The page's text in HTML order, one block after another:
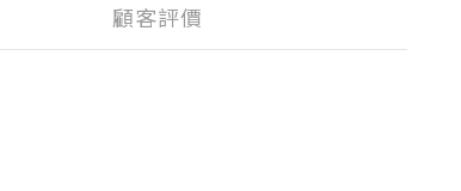
顧客評價